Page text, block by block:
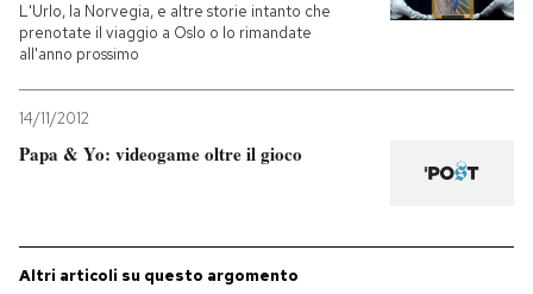
L'Urlo, la Norvegia, e altre storie intanto che
prenotate il viaggio a Oslo o lo rimandate
all'anno prossimo
14/11/2012
Papa & Yo: videogame oltre il gioco
Altri articoli su questo argomento